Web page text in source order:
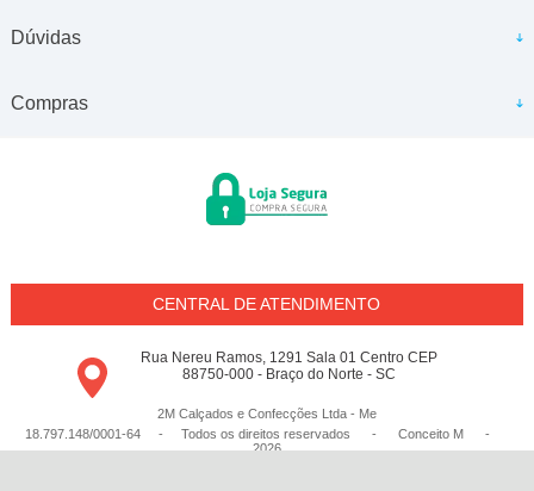
Dúvidas
Compras
CENTRAL DE ATENDIMENTO
Rua Nereu Ramos, 1291 Sala 01 Centro CEP
88750-000 - Braço do Norte - SC
2M Calçados e Confecções Ltda - Me
18.797.148/0001-64 - Todos os direitos reservados
- Conceito M
-
2026